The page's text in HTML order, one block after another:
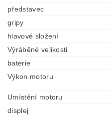
představec
gripy
hlavové složení
Výráběné velikosti
baterie
Výkon motoru
Umístění motoru
displej